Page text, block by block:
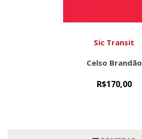
Sic Transit
Celso Brandão
R$170,00